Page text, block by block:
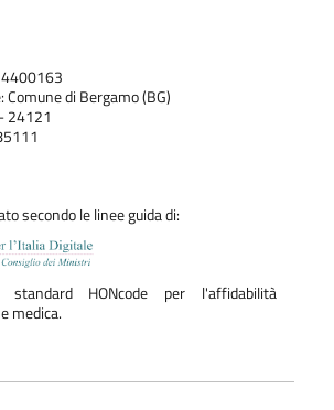
Comune di Bergamo (BG)
24121
secondo le linee guida di:
standard HONcode per l'affidabilità
medica.